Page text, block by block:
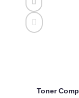
Toner